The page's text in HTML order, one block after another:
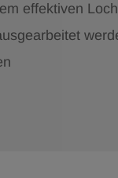
effektiven